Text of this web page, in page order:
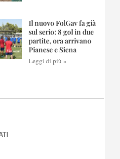
Il nuovo FolGav fa già
sul serio: 8 gol in due
partite, ora arrivano
Pianese e Siena
Leggi di più »